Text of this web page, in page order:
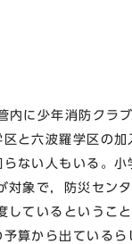
に少年消防クラ
と六波羅学区の加
らない人もいる。
対象で，防災セン
しているというこ
予算から出ている